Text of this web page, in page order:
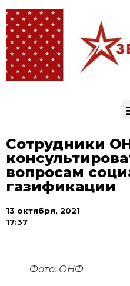
Сотрудники
вопросам
газификации
13 октября, 2021
17:37
Фото: ОНФ